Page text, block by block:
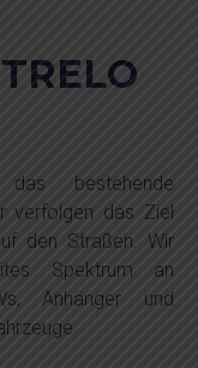
bestehende
verfolgen das Ziel
den Straßen. Wir
Spektrum an
Anhänger und